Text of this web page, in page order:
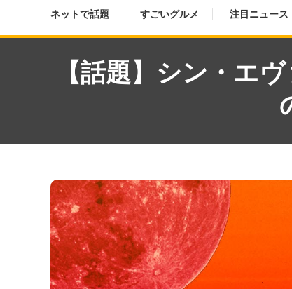
ネットで話題 すごいグルメ 注目ニュース
【話題】シン・エ